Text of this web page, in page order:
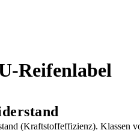
Reifenlabel
(Kraftstoffeffizienz). Klassen